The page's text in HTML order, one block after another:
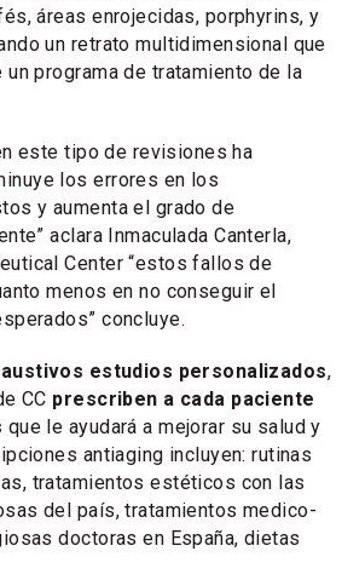
áreas enrojecidas, porphyrins, y
un retrato multidimensional que
programa de tratamiento de la
este tipo de revisiones ha
los errores en los
y aumenta el grado de
aclara Inmaculada Canterla,
Center “estos fallos de
menos en no conseguir el
concluye.
estudios personalizados,
CC prescriben a cada paciente
que le ayudará a mejorar su salud y
antiaging incluyen: rutinas
tratamientos estéticos con las
del país, tratamientos medico-
doctoras en España, dietas